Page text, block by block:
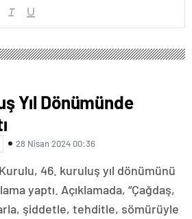
Yıl Dönümünde
28 Nisan 2024 00:36
46. kuruluş yıl dönümünü
yaptı. Açıklamada, “Çağdaş,
şiddetle, tehditle, sömürüyle